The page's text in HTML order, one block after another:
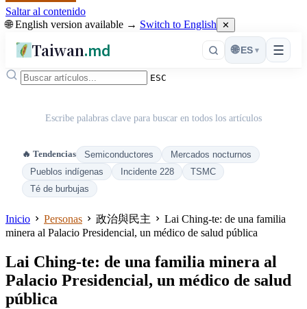
Saltar al contenido
🌐 English version available → Switch to English ✕
Taiwan.md ☰
🌐 ES ▾
ESC
Escribe palabras clave para buscar en todos los artículos
🔥 Tendencias Semiconductores
Mercados nocturnos
Pueblos indígenas
Incidente 228
TSMC
Té de burbujas
Inicio Personas 政治與民主
Lai Ching-te: de una familia
minera al Palacio Presidencial, un médico de salud pública
Lai Ching-te: de una familia minera al
Palacio Presidencial, un médico de salud
pública